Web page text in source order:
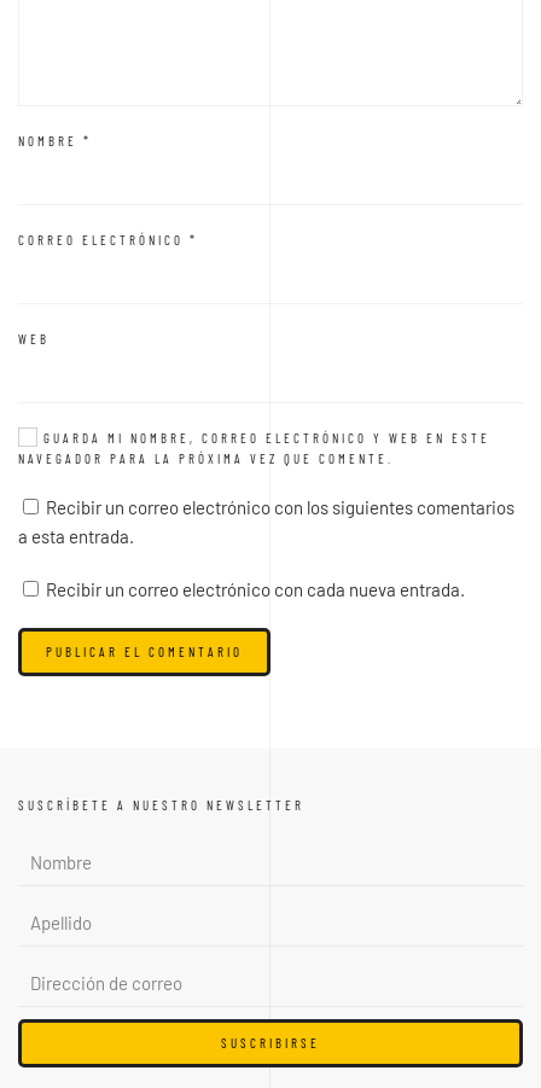
NOMBRE *
CORREO ELECTRÓNICO *
WEB
GUARDA MI NOMBRE, CORREO ELECTRÓNICO Y WEB EN ESTE
NAVEGADOR PARA LA PRÓXIMA VEZ QUE COMENTE.
Recibir un correo electrónico con los siguientes comentarios
a esta entrada.
Recibir un correo electrónico con cada nueva entrada.
PUBLICAR EL COMENTARIO
SUSCRÍBETE A NUESTRO NEWSLETTER
SUSCRIBIRSE